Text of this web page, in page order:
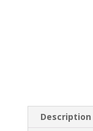
Description